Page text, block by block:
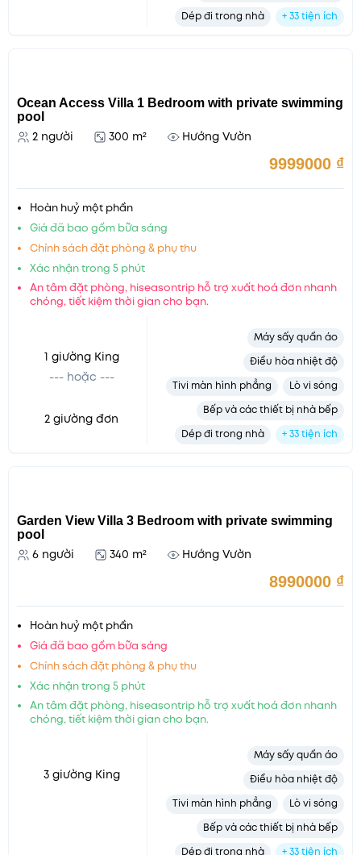
Dép đi trong nhà
+ 33 tiện ích
Ocean Access Villa 1 Bedroom with private swimming
pool
2 người
300 m² Hướng Vườn
9999000 ₫
Hoàn huỷ một phần
Giá đã bao gồm bữa sáng
Chính sách đặt phòng & phụ thu
Xác nhận trong 5 phút
An tâm đặt phòng, hiseasontrip hỗ trợ xuất hoá đơn nhanh
chóng, tiết kiệm thời gian cho bạn.
1 giường King
2 giường đơn
Máy sấy quần áo
Điều hòa nhiệt độ
Tivi màn hình phẳng
Lò vi sóng
Bếp và các thiết bị nhà bếp
Dép đi trong nhà
+ 33 tiện ích
Garden View Villa 3 Bedroom with private swimming
pool
6 người
340 m² Hướng Vườn
8990000 ₫
Hoàn huỷ một phần
Giá đã bao gồm bữa sáng
Chính sách đặt phòng & phụ thu
Xác nhận trong 5 phút
An tâm đặt phòng, hiseasontrip hỗ trợ xuất hoá đơn nhanh
chóng, tiết kiệm thời gian cho bạn.
3 giường King
Máy sấy quần áo
Điều hòa nhiệt độ
Tivi màn hình phẳng
Lò vi sóng
Bếp và các thiết bị nhà bếp
Dép đi trong nhà
+ 33 tiện ích